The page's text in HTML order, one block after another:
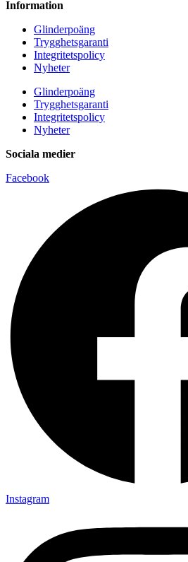
Information
Glinderpoäng
Trygghetsgaranti
Integritetspolicy
Nyheter
Glinderpoäng
Trygghetsgaranti
Integritetspolicy
Nyheter
Sociala medier
Facebook
Instagram